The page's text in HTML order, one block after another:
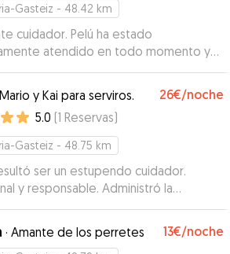
Gasteiz - 48.42 km
cuidador. Pelú ha estado
atendido en todo momento y
mí Muy recomendable.
Gracias, Eneko.
Mario y Kai para serviros. 26€/noche
5.0 (1 Reservas)
Gasteiz - 48.75 km
ser un estupendo cuidador.
y responsable. Administró la
que nuestra border collie necesita y
su bienestar en todo momento.
Mario. Repetiremos
· Amante de los perretes 13€/noche